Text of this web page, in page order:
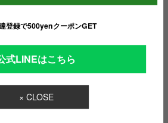
ードベアーズのパッチ。背面がシンプ
登録で500yenクーポンGET
式LINEはこちら
× CLOSE